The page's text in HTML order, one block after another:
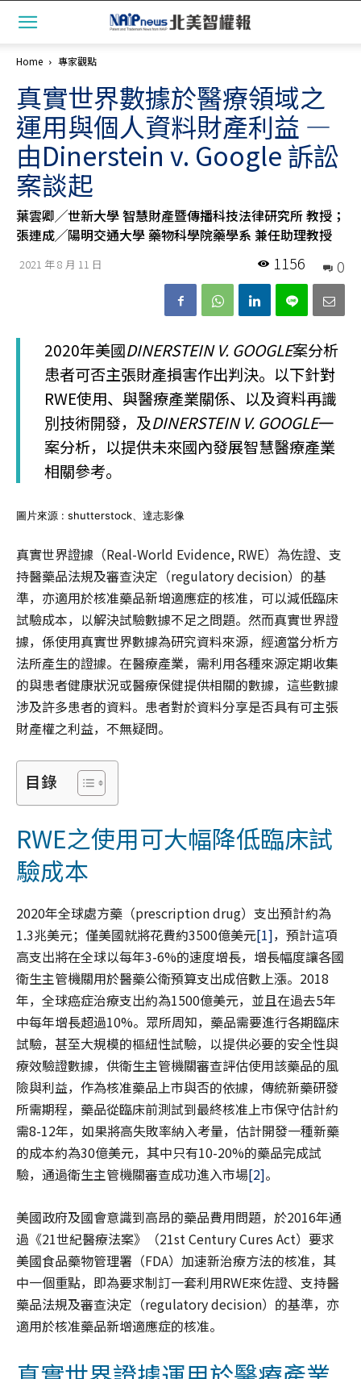
Home 專家觀點
真實世界數據於醫療領域之
運用與個人資料財產利益 —
由Dinerstein v. Google 訴訟
案談起
葉雲卿╱世新大學 智慧財產暨傳播科技法律研究所 教授；
張連成╱陽明交通大學 藥物科學院藥學系 兼任助理教授
2021 年 8 月 11 日 0
1156
2020年美國DINERSTEIN V. GOOGLE案分析
患者可否主張財產損害作出判決。以下針對
RWE使用、與醫療產業關係、以及資料再識
別技術開發，及DINERSTEIN V. GOOGLE一
案分析，以提供未來國內發展智慧醫療產業
相關參考。
圖片來源 : shutterstock、達志影像
真實世界證據（Real-World Evidence, RWE）為佐證、支
持醫藥品法規及審查決定（regulatory decision）的基
準，亦適用於核准藥品新增適應症的核准，可以減低臨床
試驗成本，以解決試驗數據不足之問題。然而真實世界證
據，係使用真實世界數據為研究資料來源，經適當分析方
法所產生的證據。在醫療產業，需利用各種來源定期收集
的與患者健康狀況或醫療保健提供相關的數據，這些數據
涉及許多患者的資料。患者對於資料分享是否具有可主張
財產權之利益，不無疑問。
目錄
RWE之使用可大幅降低臨床試
驗成本
2020年全球處方藥（prescription drug）支出預計約為
1.3兆美元；僅美國就將花費約3500億美元[1]，預計這項
高支出將在全球以每年3-6%的速度增長，增長幅度讓各國
衛生主管機關用於醫藥公衛預算支出成倍數上漲。2018
年，全球癌症治療支出約為1500億美元，並且在過去5年
中每年增長超過10%。眾所周知，藥品需要進行各期臨床
試驗，甚至大規模的樞紐性試驗，以提供必要的安全性與
療效驗證數據，供衛生主管機關審查評估使用該藥品的風
險與利益，作為核准藥品上市與否的依據，傳統新藥研發
所需期程，藥品從臨床前測試到最終核准上市保守估計約
需8-12年，如果將高失敗率納入考量，估計開發一種新藥
的成本約為30億美元，其中只有10-20%的藥品完成試
驗，通過衛生主管機關審查成功進入市場[2]。
美國政府及國會意識到高昂的藥品費用問題，於2016年通
過《21世紀醫療法案》（21st Century Cures Act）要求
美國食品藥物管理署（FDA）加速新治療方法的核准，其
中一個重點，即為要求制訂一套利用RWE來佐證、支持醫
藥品法規及審查決定（regulatory decision）的基準，亦
適用於核准藥品新增適應症的核准。